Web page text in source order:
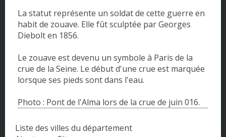
La statut représente un soldat de cette guerre en
habit de zouave. Elle fût sculptée par Georges
Diebolt en 1856.
Le zouave est devenu un symbole à Paris de la
crue de la Seine. Le début d'une crue est marquée
lorsque ses pieds sont dans l'eau.
Photo : Pont de l'Alma lors de la crue de juin 016.
Liste des villes du département